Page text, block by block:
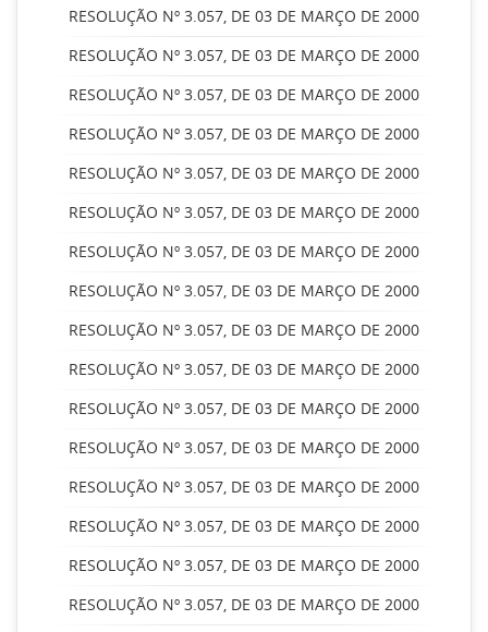
RESOLUÇÃO Nº 3.057, DE 03 DE MARÇO DE 2000
RESOLUÇÃO Nº 3.057, DE 03 DE MARÇO DE 2000
RESOLUÇÃO Nº 3.057, DE 03 DE MARÇO DE 2000
RESOLUÇÃO Nº 3.057, DE 03 DE MARÇO DE 2000
RESOLUÇÃO Nº 3.057, DE 03 DE MARÇO DE 2000
RESOLUÇÃO Nº 3.057, DE 03 DE MARÇO DE 2000
RESOLUÇÃO Nº 3.057, DE 03 DE MARÇO DE 2000
RESOLUÇÃO Nº 3.057, DE 03 DE MARÇO DE 2000
RESOLUÇÃO Nº 3.057, DE 03 DE MARÇO DE 2000
RESOLUÇÃO Nº 3.057, DE 03 DE MARÇO DE 2000
RESOLUÇÃO Nº 3.057, DE 03 DE MARÇO DE 2000
RESOLUÇÃO Nº 3.057, DE 03 DE MARÇO DE 2000
RESOLUÇÃO Nº 3.057, DE 03 DE MARÇO DE 2000
RESOLUÇÃO Nº 3.057, DE 03 DE MARÇO DE 2000
RESOLUÇÃO Nº 3.057, DE 03 DE MARÇO DE 2000
RESOLUÇÃO Nº 3.057, DE 03 DE MARÇO DE 2000